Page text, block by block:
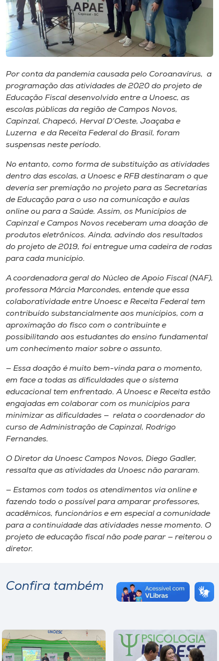
Museu
Unoesc
Store
Selecione
o idioma
A+
Por conta da pandemia causada pelo Coroanavírus, a
programação das atividades de 2020 do projeto de
Educação Fiscal desenvolvido entre a Unoesc, as
escolas públicas da região de Campos Novos,
Capinzal, Chapecó, Herval D’Oeste, Joaçaba e
Luzerna e da Receita Federal do Brasil, foram
suspensas neste período.
No entanto, como forma de substituição as atividades
dentro das escolas, a Unoesc e RFB destinaram o que
deveria ser premiação no projeto para as Secretarias
de Educação para o uso na comunicação e aulas
online ou para a Saúde. Assim, os Municípios de
Capinzal e Campos Novos receberam uma doação de
produtos eletrônicos. Ainda, advindo dos resultados
do projeto de 2019, foi entregue uma cadeira de rodas
para cada município.
A coordenadora geral do Núcleo de Apoio Fiscal (NAF),
professora Márcia Marcondes, entende que essa
colaboratividade entre Unoesc e Receita Federal tem
contribuído substancialmente aos municípios, com a
aproximação do fisco com o contribuinte e
possibilitando aos estudantes do ensino fundamental
um conhecimento maior sobre o assunto.
— Essa doação é muito bem-vinda para o momento,
em face a todas as dificuldades que o sistema
educacional tem enfrentado. A Unoesc e Receita estão
engajadas em colaborar com os municípios para
minimizar as dificuldades — relata o coordenador do
curso de Administração de Capinzal, Rodrigo
Fernandes.
O Diretor da Unoesc Campos Novos, Diego Gadler,
ressalta que as atividades da Unoesc não pararam.
— Estamos com todos os atendimentos via online e
fazendo todo o possível para amparar professores,
acadêmicos, funcionários e em especial a comunidade
para a continuidade das atividades nesse momento. O
projeto de educação fiscal não pode parar — reiterou o
diretor.
Confira também